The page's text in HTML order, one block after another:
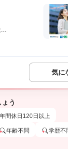
気に
う
年間休日120日以上
年齢不問 学歴不